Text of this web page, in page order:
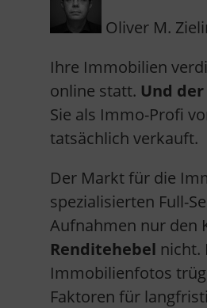
Oliver M.
Ihre Immobilien
online statt. Und
Sie als Immo-Profi
tatsächlich verkauft.
Der Markt für die
spezialisierten Full-
Aufnahmen nur den
Renditehebel nicht.
Immobilienfotos
Faktoren für